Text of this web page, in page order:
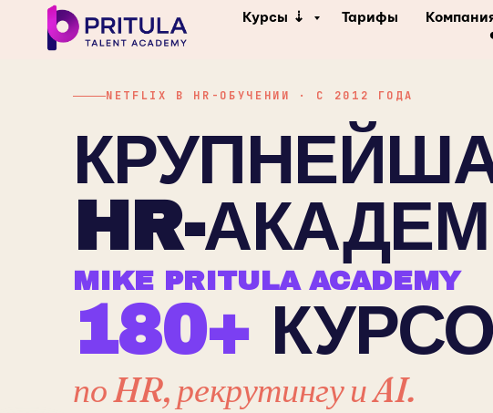
Курсы ⇣ Тарифы
NETFLIX В HR-ОБУЧЕНИИ · С 2012 ГОДА
HR-
MIKE PRITULA ACADEMY
180+
по HR, рекрутингу и AI.